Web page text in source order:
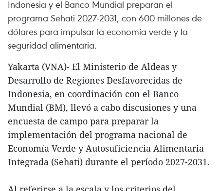
Indonesia y el Banco Mundial preparan el
programa Sehati 2027-2031, con 600 millones de
dólares para impulsar la economía verde y la
seguridad alimentaria.
Yakarta (VNA)- El Ministerio de Aldeas y
Desarrollo de Regiones Desfavorecidas de
Indonesia, en coordinación con el Banco
Mundial (BM), llevó a cabo discusiones y una
encuesta de campo para preparar la
implementación del programa nacional de
Economía Verde y Autosuficiencia Alimentaria
Integrada (Sehati) durante el período 2027-2031.